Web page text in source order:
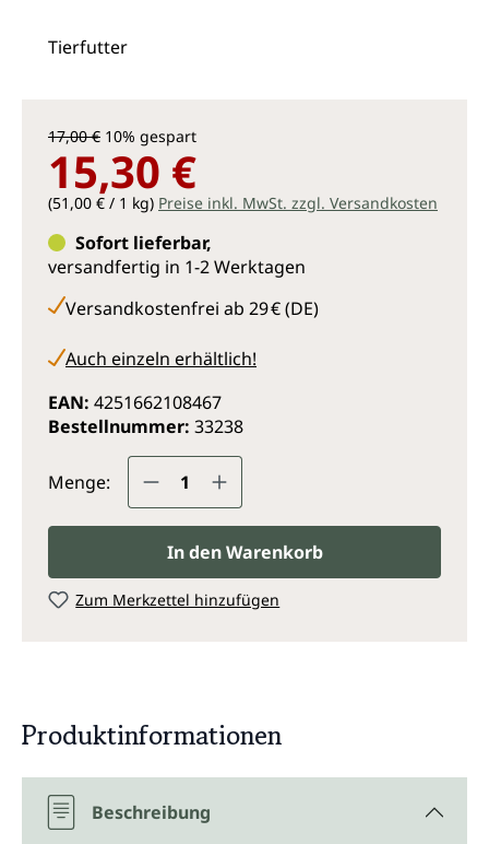
Tierfutter
17,00 € 10% gespart
15,30 €
(51,00 € / 1 kg) Preise inkl. MwSt. zzgl. Versandkosten
Sofort lieferbar,
versandfertig in 1-2 Werktagen
Versandkostenfrei ab 29 € (DE)
Auch einzeln erhältlich!
EAN: 4251662108467
Bestellnummer: 33238
Menge: Produkt Anzahl: Gib den
In den Warenkorb
Zum Merkzettel hinzufügen
Produktinformationen
Beschreibung